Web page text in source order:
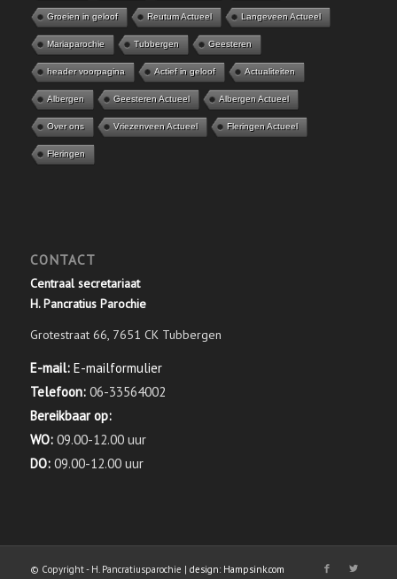
Groeien in geloof Reutum Actueel Langeveen Actueel
Mariaparochie Tubbergen Geesteren
header voorpagina Actief in geloof Actualiteiten
Albergen Geesteren Actueel Albergen Actueel
Over ons Vriezenveen Actueel Fleringen Actueel
Fleringen
CONTACT
Centraal secretariaat
H. Pancratius Parochie
Grotestraat 66, 7651 CK Tubbergen
E-mail: E-mailformulier
Telefoon: 06-33564002
Bereikbaar op:
WO: 09.00-12.00 uur
DO: 09.00-12.00 uur
© Copyright - H. Pancratiusparochie | design: Hampsink.com